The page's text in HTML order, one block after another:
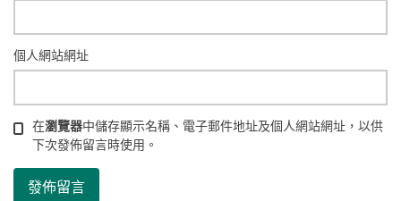
個人網站網址
在瀏覽器中儲存顯示名稱、電子郵件地址及個人網站網址，以供
下次發佈留言時使用。